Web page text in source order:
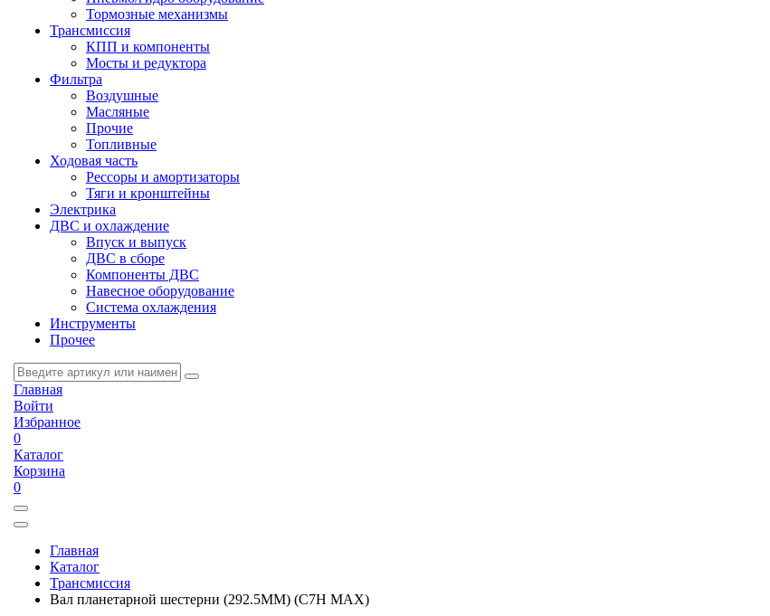
Тормозные механизмы
Трансмиссия
КПП и компоненты
Мосты и редуктора
Фильтра
Воздушные
Масляные
Прочие
Топливные
Ходовая часть
Рессоры и амортизаторы
Тяги и кронштейны
Электрика
ДВС и охлаждение
Впуск и выпуск
ДВС в сборе
Компоненты ДВС
Навесное оборудование
Система охлаждения
Инструменты
Прочее
Главная
Войти
Избранное
0
Каталог
Корзина
0
Главная
Каталог
Трансмиссия
Вал планетарной шестерни (292.5MM) (C7H MAX)